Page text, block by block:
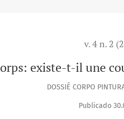
v. 4 n. 2
existe-t-il une
DOSSIÊ CORPO
Publicado